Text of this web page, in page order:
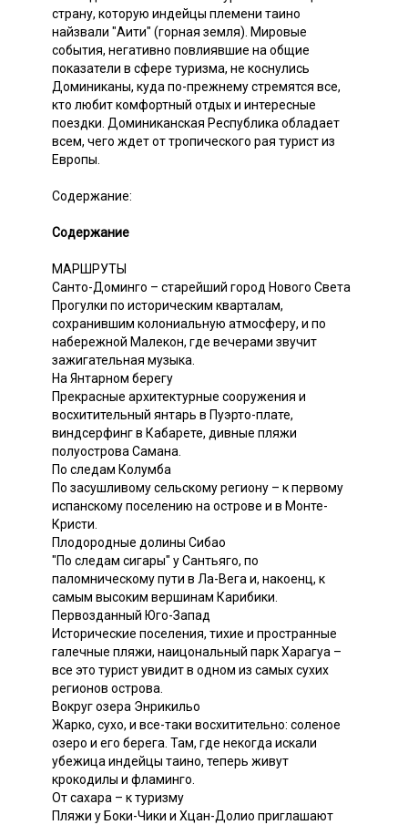
страну, которую индейцы племени таино
найзвали "Аити" (горная земля). Мировые
события, негативно повлиявшие на общие
показатели в сфере туризма, не коснулись
Доминиканы, куда по-прежнему стремятся все,
кто любит комфортный отдых и интересные
поездки. Доминиканская Республика обладает
всем, чего ждет от тропического рая турист из
Европы.
Содержание:
Содержание
МАРШРУТЫ
Санто-Доминго – старейший город Нового Света
Прогулки по историческим кварталам,
сохранившим колониальную атмосферу, и по
набережной Малекон, где вечерами звучит
зажигательная музыка.
На Янтарном берегу
Прекрасные архитектурные сооружения и
восхитительный янтарь в Пуэрто-плате,
виндсерфинг в Кабарете, дивные пляжи
полуострова Самана.
По следам Колумба
По засушливому сельскому региону – к первому
испанскому поселению на острове и в Монте-
Кристи.
Плодородные долины Сибао
"По следам сигары" у Сантьяго, по
паломническому пути в Ла-Вега и, накоенц, к
самым высоким вершинам Карибики.
Первозданный Юго-Запад
Исторические поселения, тихие и пространные
галечные пляжи, наицональный парк Харагуа –
все это турист увидит в одном из самых сухих
регионов острова.
Вокруг озера Энрикильо
Жарко, сухо, и все-таки восхитительно: соленое
озеро и его берега. Там, где некогда искали
убежица индейцы таино, теперь живут
крокодилы и фламинго.
От сахара – к туризму
Пляжи у Боки-Чики и Хцан-Долио приглашают